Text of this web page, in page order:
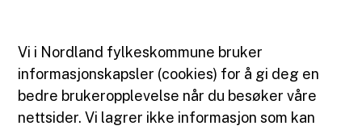
Vi i Nordland fylkeskommune bruker
informasjonskapsler (cookies) for å gi deg en
bedre brukeropplevelse når du besøker våre
nettsider. Vi lagrer ikke informasjon som kan